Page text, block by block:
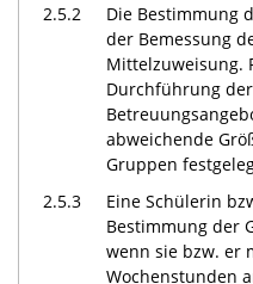
2.5.2
Die Bestimmung
der Bemessung
Mittelzuweisung.
Durchführung
abweichende
Gruppen
2.5.3
Eine Schülerin
Bestimmung der
wenn sie bzw. er
Wochenstunden